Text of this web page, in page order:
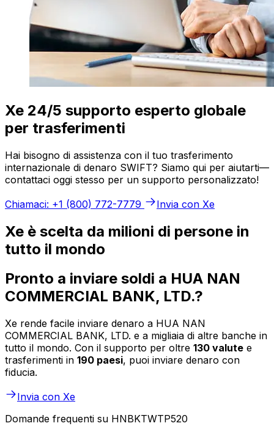
Xe 24/5 supporto esperto globale
per trasferimenti
Hai bisogno di assistenza con il tuo trasferimento
internazionale di denaro SWIFT? Siamo qui per aiutarti—
contattaci oggi stesso per un supporto personalizzato!
Chiamaci: +1 (800) 772-7779
Invia con Xe
Xe è scelta da milioni di persone in
tutto il mondo
Pronto a inviare soldi a HUA NAN
COMMERCIAL BANK, LTD.?
Xe rende facile inviare denaro a HUA NAN
COMMERCIAL BANK, LTD. e a migliaia di altre banche in
tutto il mondo. Con il supporto per oltre 130 valute e
trasferimenti in 190 paesi, puoi inviare denaro con
fiducia.
Invia con Xe
Domande frequenti su HNBKTWTP520